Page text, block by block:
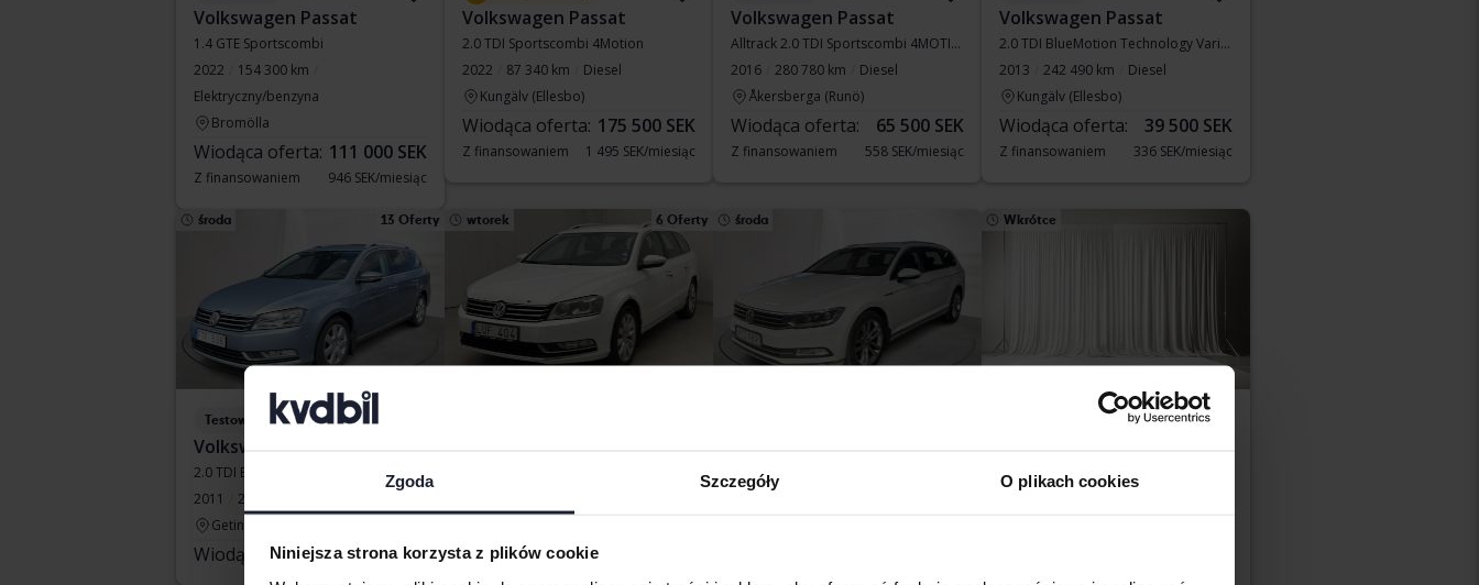
Zgoda Szczegóły O plikach cookies
Niniejsza strona korzysta z plików cookie
Volkswagen Passat
1.4 GTE Sportscombi
2022
154 300 km
Elektryczny/benzyna
Bromölla
Wiodąca oferta: 111 000 SEK
Z finansowaniem 946 SEK/miesiąc
Volkswagen Passat
2.0 TDI Sportscombi 4Motion
2022
87 340 km
Diesel
Kungälv (Ellesbo)
Wiodąca oferta: 175 500 SEK
Z finansowaniem 1 495 SEK/miesiąc
Volkswagen Passat
Alltrack 2.0 TDI Sportscombi 4MOTION
2016
280 780 km
Diesel
Åkersberga (Runö)
Wiodąca oferta: 65 500 SEK
Z finansowaniem 558 SEK/miesiąc
Volkswagen Passat
2.0 TDI BlueMotion Technology Variant 4Motion
2013
242 490 km
Diesel
Kungälv (Ellesbo)
Wiodąca oferta: 39 500 SEK
Z finansowaniem 336 SEK/miesiąc
środa 13 Oferty
Testowane
Volkswagen Passat
2.0 TDI BlueMotion Technology Variant 4Motion
2011
299 470 km
Getinge
Wiodąca oferta: 19 500 SEK
wtorek 6 Oferty
Wiodąca oferta:
środa
Z finansowaniem 554 SEK/miesiąc
Wkrótce
1.4 GTE Sportscombi